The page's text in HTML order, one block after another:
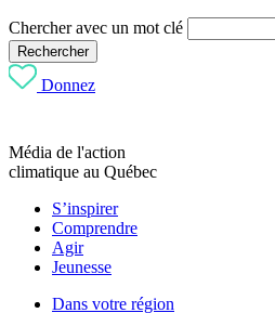
Chercher avec un mot clé
Rechercher
Donnez
Média de l'action
climatique au Québec
S’inspirer
Comprendre
Agir
Jeunesse
Dans votre région